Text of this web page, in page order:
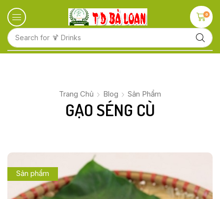
Search for 🍋 Fruits
0
Trang Chủ Blog Sản Phẩm
GẠO SÉNG CÙ
Sản phẩm